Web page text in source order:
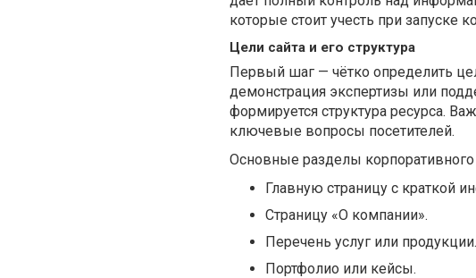
которые стоит учесть при запуске
Цели сайта и его структура
Первый шаг — чётко определить
демонстрация экспертизы или
формируется структура ресурса.
ключевые вопросы посетителей.
Основные разделы корпоративного
Главную страницу с краткой
Страницу «О компании».
Перечень услуг или продукции.
Портфолио или кейсы.